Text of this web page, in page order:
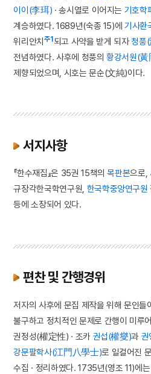
이이(李珥) · 송시열로 이어지는 기호
계승하였다. 1689년(숙종 15)에기사환
위리안치주1 되고 사약을 받게 되자 청풍
전념하였다. 사후에 청풍의황강서원(
제향되었으며, 시호는 문순(文純)이다.
서지사항
『한수재집』은 35권 15책의목판본으로,
규장각한국학연구원, 한국학중앙연구원
등에 소장되어 있다.
편찬 및 간행경위
저자의 사후에 문집 제작을 위해 문인들
불구하고 정치적인 문제로 간행이 미루
권정성(權定性) · 조카 권섭(權燮)과
강문팔학사(江門八學士)로 일컬어진
수집 · 정리하였다. 1735년(영조 11)에